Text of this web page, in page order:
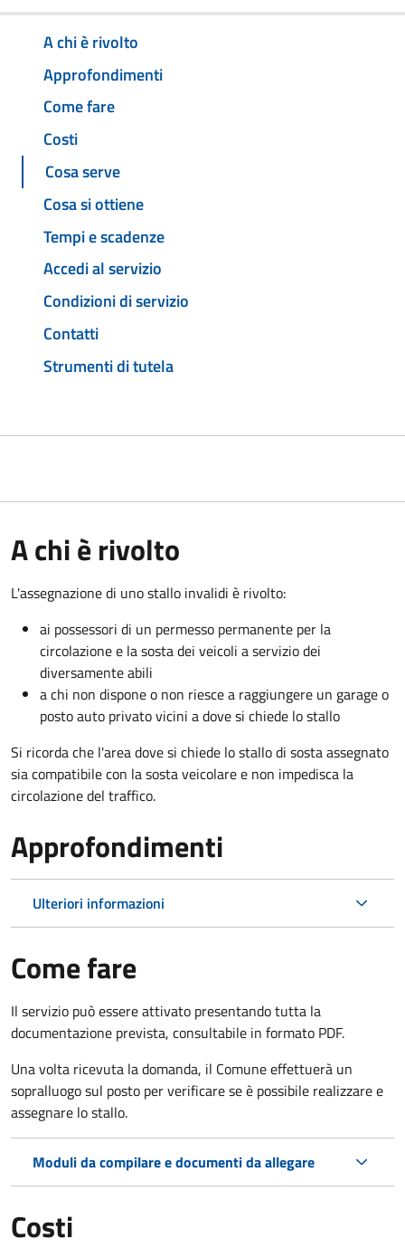
A chi è rivolto
Approfondimenti
Come fare
Costi
Cosa serve
Cosa si ottiene
Tempi e scadenze
Accedi al servizio
Condizioni di servizio
Contatti
Strumenti di tutela
A chi è rivolto
L'assegnazione di uno stallo invalidi è rivolto:
ai possessori di un permesso permanente per la
circolazione e la sosta dei veicoli a servizio dei
diversamente abili
a chi non dispone o non riesce a raggiungere un garage o
posto auto privato vicini a dove si chiede lo stallo
Si ricorda che l'area dove si chiede lo stallo di sosta assegnato
sia compatibile con la sosta veicolare e non impedisca la
circolazione del traffico.
Approfondimenti
Ulteriori informazioni
Come fare
Il servizio può essere attivato presentando tutta la
documentazione prevista, consultabile in formato PDF.
Una volta ricevuta la domanda, il Comune effettuerà un
sopralluogo sul posto per verificare se è possibile realizzare e
assegnare lo stallo.
Moduli da compilare e documenti da allegare
Costi